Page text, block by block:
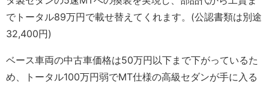
でトータル89万円で載せ替えてくれます。(公認書類は別途
32,400円)
ベース車両の中古車価格は50万円以下まで下がっているた
め、トータル100万円弱でMT仕様の高級セダンが手に入る